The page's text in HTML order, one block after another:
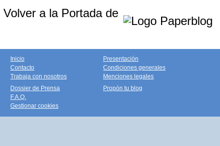
Volver a la Portada de
Inicio
Contacto
Trabaja con nosotros
Presentación
Condiciones generales
Menciones legales
Dossier de Prensa
F.A.Q.
Gestionar cookies
Propón tu blog